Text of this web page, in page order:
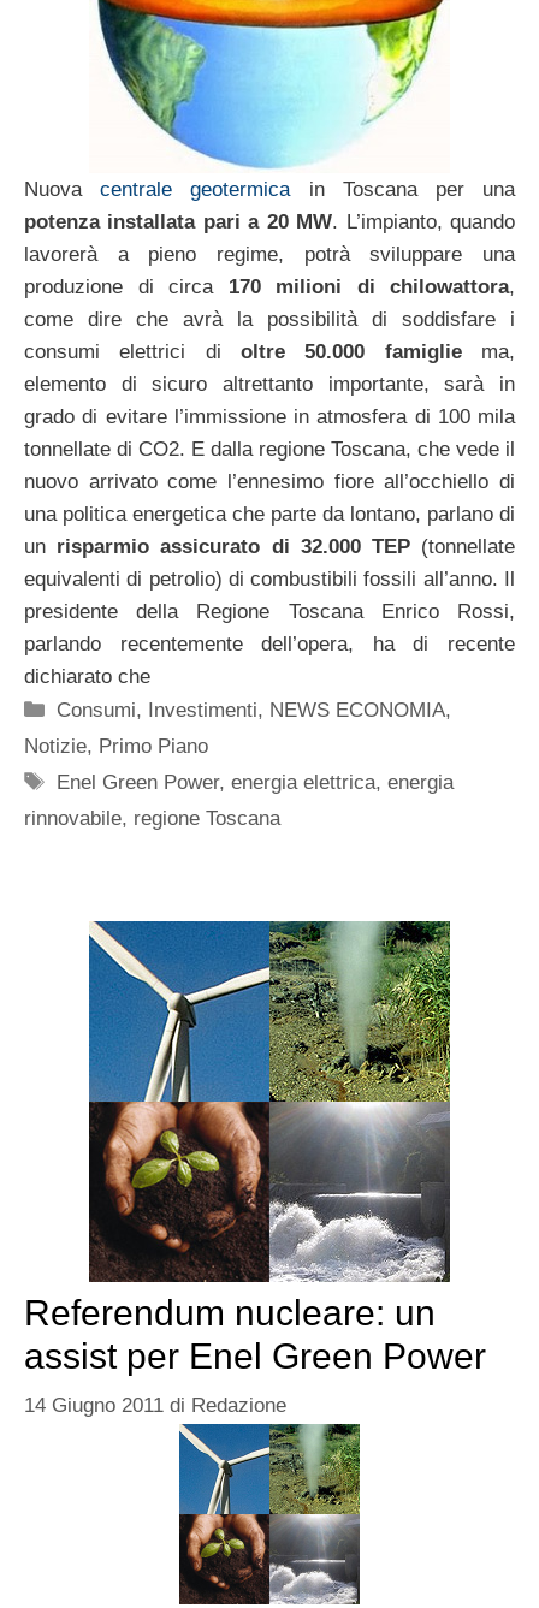
Nuovacentrale geotermicain Toscana per una
potenza installata pari a 20 MW. L’impianto, quando
lavorerà a pieno regime, potrà sviluppare una
produzione di circa 170 milioni di chilowattora,
come dire che avrà la possibilità di soddisfare i
consumi elettrici di oltre 50.000 famigliema,
elemento di sicuro altrettanto importante, sarà in
grado di evitare l’immissione in atmosfera di 100 mila
tonnellate di CO2. E dalla regione Toscana, che vede il
nuovo arrivato come l’ennesimo fiore all’occhiello di
una politica energetica che parte da lontano, parlano di
un risparmio assicurato di 32.000 TEP(tonnellate
equivalenti di petrolio) di combustibili fossili all’anno. Il
presidente della Regione Toscana Enrico Rossi,
parlando recentemente dell’opera, ha di recente
dichiarato che
Categorie
Consumi, Investimenti, NEWS ECONOMIA,
Notizie, Primo Piano
Tag
Enel Green Power,energia elettrica,energia
rinnovabile, regione Toscana
Referendum nucleare: un
assist per Enel Green Power
14 Giugno 2011 di Redazione